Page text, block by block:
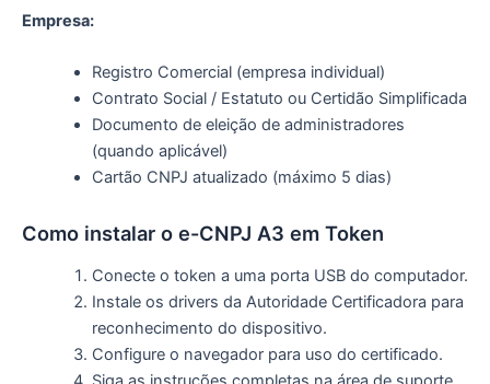
Empresa:
Registro Comercial (empresa individual)
Contrato Social / Estatuto ou Certidão Simplificada
Documento de eleição de administradores
(quando aplicável)
Cartão CNPJ atualizado (máximo 5 dias)
Como instalar o e-CNPJ A3 em Token
Conecte o token a uma porta USB do computador.
Instale os drivers da Autoridade Certificadora para
reconhecimento do dispositivo.
Configure o navegador para uso do certificado.